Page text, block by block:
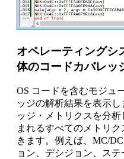
オペレーティングシ
体のコードカバレッ
OS コードを含むモジュ
ッジの解析結果を表示
ッジ・メトリクスを分
まれるすべてのメトリ
きます。例えば、MC/
ョン、デシジョン、ス